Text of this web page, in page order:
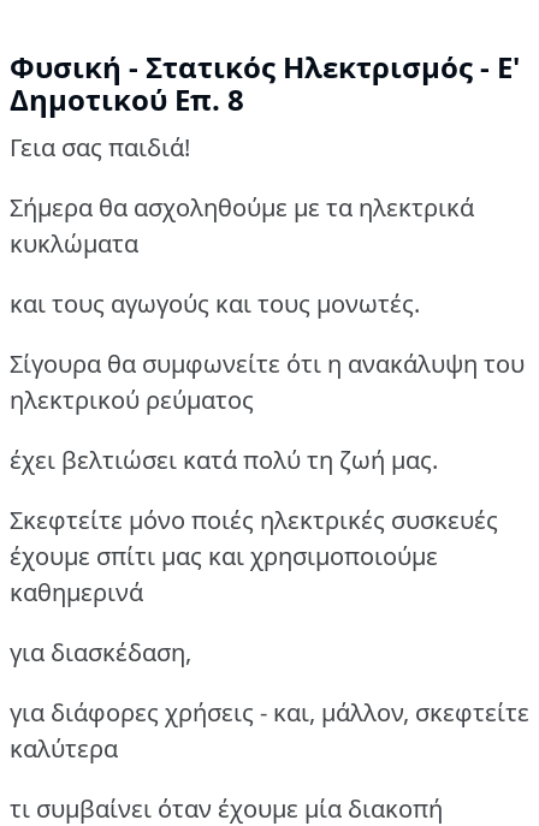
Φυσική - Στατικός Ηλεκτρισμός - Ε'
Δημοτικού Επ. 8
Γεια σας παιδιά!
Σήμερα θα ασχοληθούμε με τα ηλεκτρικά
κυκλώματα
και τους αγωγούς και τους μονωτές.
Σίγουρα θα συμφωνείτε ότι η ανακάλυψη του
ηλεκτρικού ρεύματος
έχει βελτιώσει κατά πολύ τη ζωή μας.
Σκεφτείτε μόνο ποιές ηλεκτρικές συσκευές
έχουμε σπίτι μας και χρησιμοποιούμε
καθημερινά
για διασκέδαση,
για διάφορες χρήσεις - και, μάλλον, σκεφτείτε
καλύτερα
τι συμβαίνει όταν έχουμε μία διακοπή